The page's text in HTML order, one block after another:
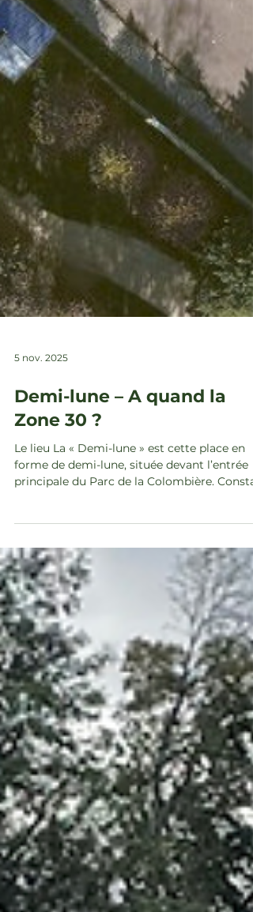
5 nov. 2025
Demi-lune – A quand la
Zone 30 ?
Le lieu La « Demi-lune » est cette place en
forme de demi-lune, située devant l’entrée
principale du Parc de la Colombière. Constat
Cet espace principalement piéton est
actuellement traversé par une voie routière
très large, très passagère et sur laquelle la
vitesse des véhicules n’est limitée qu’à 50
km/h. Aucun passage protégé ni aucun
dispositif ne permet aux piétons de
cette voie en toute sécurité. Risque élevé
d'accident corporel avec la foule de piétons
cet